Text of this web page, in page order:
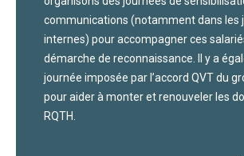
communications (notamment dans les
internes) pour accompagner ces
démarche de reconnaissance. Il y a
journée imposée par l’accord QVT du
pour aider à monter et renouveler les
RQTH.